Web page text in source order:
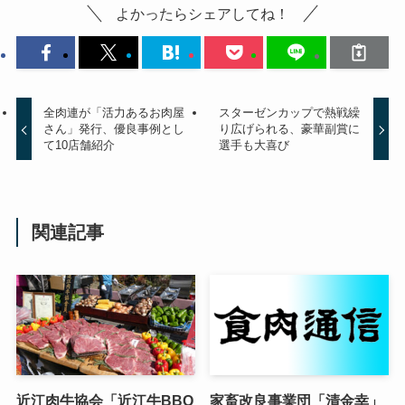
よかったらシェアしてね！
全肉連が「活力あるお肉屋
さん」発行、優良事例とし
て10店舗紹介
スターゼンカップで熱戦繰
り広げられる、豪華副賞に
選手も大喜び
関連記事
近江肉牛協会「近江牛BBQ 家畜改良事業団「清金幸」